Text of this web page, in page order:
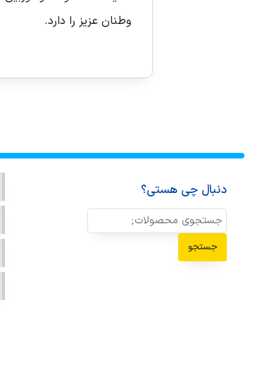
وطنان عزیز را دارد.
دنبال چی هستی؟
جستجو